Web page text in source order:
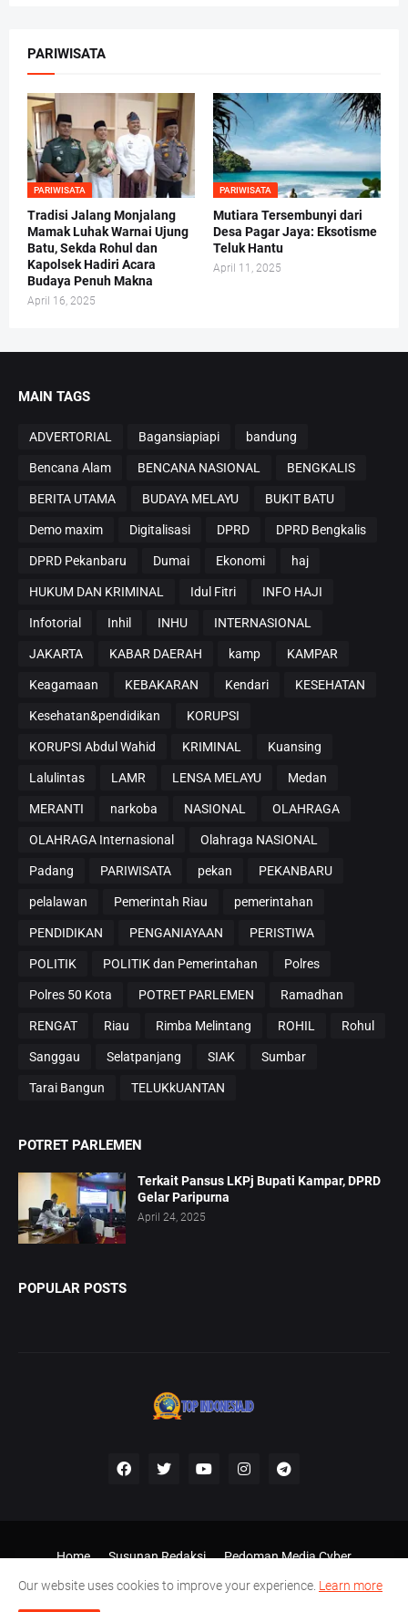
PARIWISATA
PARIWISATA
Tradisi Jalang Monjalang
Mamak Luhak Warnai Ujung
Batu, Sekda Rohul dan
Kapolsek Hadiri Acara
Budaya Penuh Makna
April 16, 2025
PARIWISATA
Mutiara Tersembunyi dari
Desa Pagar Jaya: Eksotisme
Teluk Hantu
April 11, 2025
MAIN TAGS
ADVERTORIAL Bagansiapiapi bandung
Bencana Alam BENCANA NASIONAL BENGKALIS
BERITA UTAMA BUDAYA MELAYU BUKIT BATU
Demo maxim Digitalisasi DPRD DPRD Bengkalis
DPRD Pekanbaru Dumai Ekonomi haj
HUKUM DAN KRIMINAL Idul Fitri INFO HAJI
Infotorial Inhil INHU INTERNASIONAL
JAKARTA KABAR DAERAH kamp KAMPAR
Keagamaan KEBAKARAN Kendari KESEHATAN
Kesehatan&pendidikan KORUPSI
KORUPSI Abdul Wahid KRIMINAL Kuansing
Lalulintas LAMR LENSA MELAYU Medan
MERANTI narkoba NASIONAL OLAHRAGA
OLAHRAGA Internasional Olahraga NASIONAL
Padang PARIWISATA pekan PEKANBARU
pelalawan Pemerintah Riau pemerintahan
PENDIDIKAN PENGANIAYAAN PERISTIWA
POLITIK POLITIK dan Pemerintahan Polres
Polres 50 Kota POTRET PARLEMEN Ramadhan
RENGAT Riau Rimba Melintang ROHIL Rohul
Sanggau Selatpanjang SIAK Sumbar
Tarai Bangun TELUKkUANTAN
POTRET PARLEMEN
Terkait Pansus LKPj Bupati Kampar, DPRD
Gelar Paripurna
April 24, 2025
POPULAR POSTS
Home Susunan Redaksi
Pedoman Media Cyber
Disclaimer
Our website uses cookies to improve your experience. Learn more